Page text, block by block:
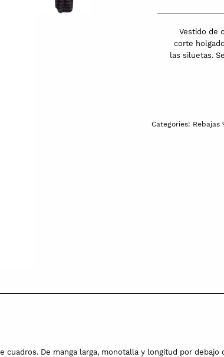
Vestido de
corte
las siluetas.
Categories: Rebajas
cuadros. De manga larga, monotalla y longitud por